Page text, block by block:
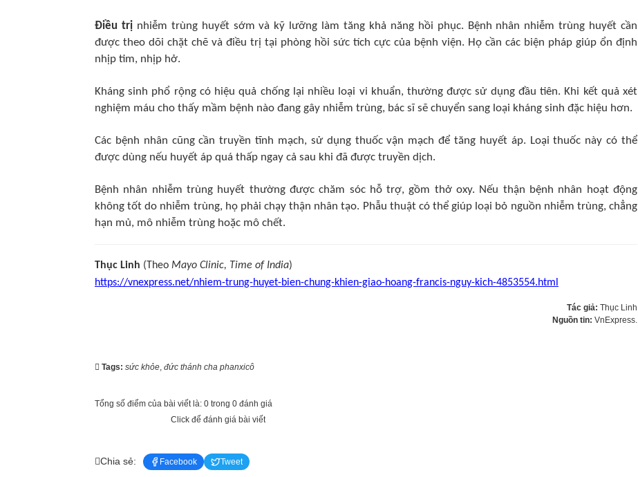
Điều trịnhiễm trùng huyết sớm và kỹ lưỡng làm tăng khả năng hồi phục. Bệnh nhân nhiễm trùng huyết cần
được theo dõi chặt chẽ và điều trị tại phòng hồi sức tích cực của bệnh viện. Họ cần các biện pháp giúp ổn định
nhịp tim, nhịp hở.
Kháng sinh phổ rộng có hiệu quả chống lại nhiều loại vi khuẩn, thường được sử dụng đầu tiên. Khi kết quả xét
nghiệm máu cho thấy mầm bệnh nào đang gây nhiễm trùng, bác sĩ sẽ chuyển sang loại kháng sinh đặc hiệu hơn.
Các bệnh nhân cũng cần truyền tĩnh mạch, sử dụng thuốc vận mạch để tăng huyết áp. Loại thuốc này có thể
được dùng nếu huyết áp quá thấp ngay cả sau khi đã được truyền dịch.
Bệnh nhân nhiễm trùng huyết thường được chăm sóc hỗ trợ, gồm thở oxy. Nếu thận bệnh nhân hoạt động
không tốt do nhiễm trùng, họ phải chạy thận nhân tạo. Phẫu thuật có thể giúp loại bỏ nguồn nhiễm trùng, chẳng
hạn mủ, mô nhiễm trùng hoặc mô chết.
Thục Linh (Theo Mayo Clinic, Time of India)
https://vnexpress.net/nhiem-trung-huyet-bien-chung-khien-giao-hoang-francis-nguy-kich-4853554.html
Tác giả: Thục Linh
Nguồn tin: VnExpress.
Tags: sức khỏe đức thánh cha phanxicô
Tổng số điểm của bài viết là: 0 trong 0 đánh giá
Click để đánh giá bài viết
Chia sẻ: Facebook Tweet